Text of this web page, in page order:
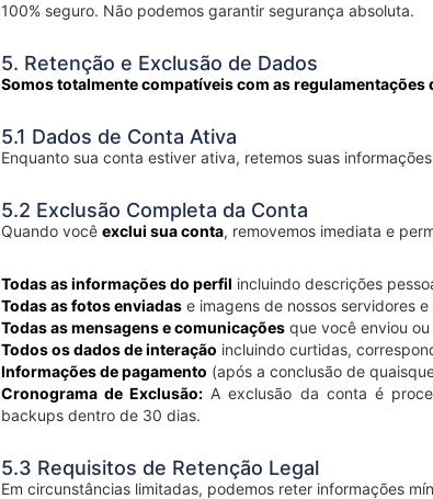
100% seguro. Não podemos garantir segurança absoluta.
5. Retenção e Exclusão de Dados
Somos totalmente compatíveis com as regulamentações
5.1 Dados de Conta Ativa
Enquanto sua conta estiver ativa, retemos suas
5.2 Exclusão Completa da Conta
Quando você exclui sua conta, removemos imediata e
Todas as informações do perfil incluindo descrições
Todas as fotos enviadas e imagens de nossos servidores
Todas as mensagens e comunicações que você enviou
Todos os dados de interação incluindo curtidas,
Informações de pagamento (após a conclusão de
Cronograma de Exclusão: A exclusão da conta é
backups dentro de 30 dias.
5.3 Requisitos de Retenção Legal
Em circunstâncias limitadas, podemos reter informações